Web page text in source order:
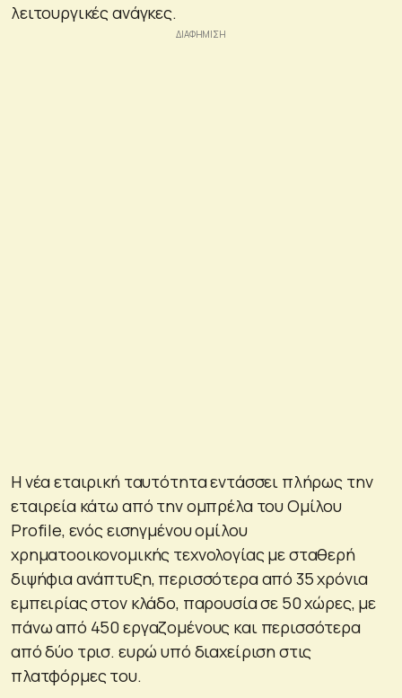
λειτουργικές ανάγκες.
Η νέα εταιρική ταυτότητα εντάσσει πλήρως την
εταιρεία κάτω από την ομπρέλα του Ομίλου
Profile, ενός εισηγμένου ομίλου
χρηματοοικονομικής τεχνολογίας με σταθερή
διψήφια ανάπτυξη, περισσότερα από 35 χρόνια
εμπειρίας στον κλάδο, παρουσία σε 50 χώρες, με
πάνω από 450 εργαζομένους και περισσότερα
από δύο τρισ. ευρώ υπό διαχείριση στις
πλατφόρμες του.